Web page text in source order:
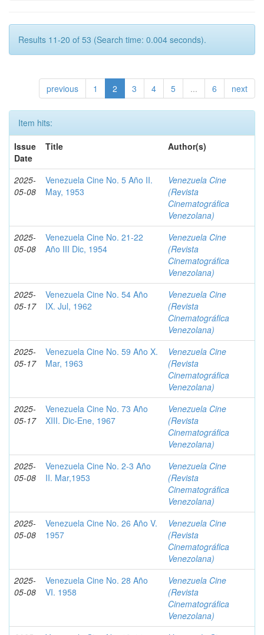
Results 11-20 of 53 (Search time: 0.004 seconds).
previous 1 2 3 4 5 ... 6 next
Item hits:
Issue
Date
Title Author(s)
2025-
05-08
Venezuela Cine No. 5 Año II.
May, 1953
Venezuela Cine
(Revista
Cinematográfica
Venezolana)
2025-
05-08
Venezuela Cine No. 21-22
Año III Dic, 1954
Venezuela Cine
(Revista
Cinematográfica
Venezolana)
2025-
05-17
Venezuela Cine No. 54 Año
IX. Jul, 1962
Venezuela Cine
(Revista
Cinematográfica
Venezolana)
2025-
05-17
Venezuela Cine No. 59 Año X.
Mar, 1963
Venezuela Cine
(Revista
Cinematográfica
Venezolana)
2025-
05-17
Venezuela Cine No. 73 Año
XIII. Dic-Ene, 1967
Venezuela Cine
(Revista
Cinematográfica
Venezolana)
2025-
05-08
Venezuela Cine No. 2-3 Año
II. Mar,1953
Venezuela Cine
(Revista
Cinematográfica
Venezolana)
2025-
05-08
Venezuela Cine No. 26 Año V.
1957
Venezuela Cine
(Revista
Cinematográfica
Venezolana)
2025-
05-08
Venezuela Cine No. 28 Año
VI. 1958
Venezuela Cine
(Revista
Cinematográfica
Venezolana)